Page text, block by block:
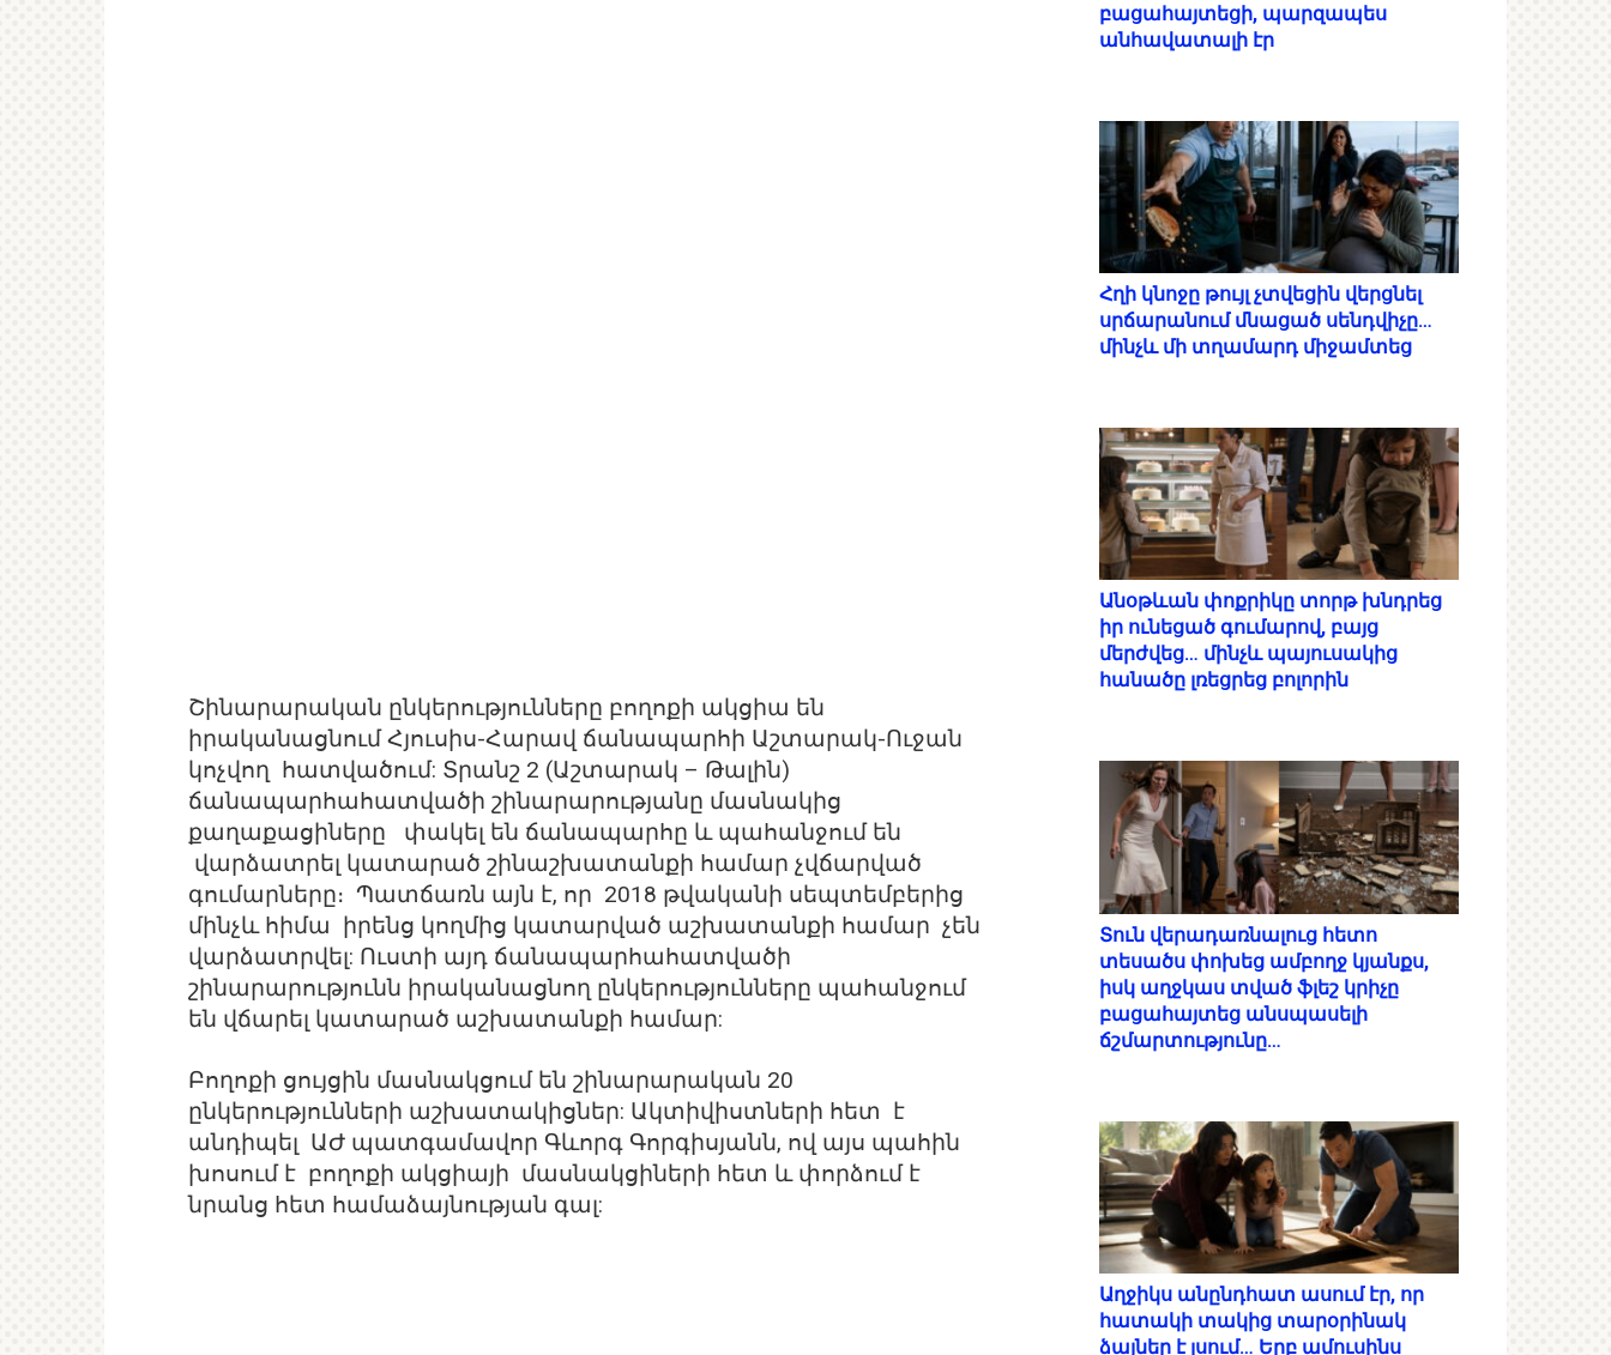
Շինարարական ընկերությունները բողոքի ակցիա են
իրականացնում Հյուսիս-Հարավ ճանապարհի Աշտարակ-Ուջան
կոչվող հատվածում: Տրանշ 2 (Աշտարակ – Թալին)
ճանապարհահատվածի շինարարությանը մասնակից
քաղաքացիները փակել են ճանապարհը և պահանջում են
վարձատրել կատարած շինաշխատանքի համար չվճարված
գումարները։ Պատճառն այն է, որ 2018 թվականի սեպտեմբերից
մինչև հիմա իրենց կողմից կատարված աշխատանքի համար չեն
վարձատրվել: Ուստի այդ ճանապարհահատվածի
շինարարությունն իրականացնող ընկերությունները պահանջում
են վճարել կատարած աշխատանքի համար:
Բողոքի ցույցին մասնակցում են շինարարական 20
ընկերությունների աշխատակիցներ: Ակտիվիստների հետ է
անդիպել ԱԺ պատգամավոր Գևորգ Գորգիսյանն, ով այս պահին
խոսում է բողոքի ակցիայի մասնակցիների հետ և փորձում է
նրանց հետ համաձայնության գալ:
բացահայտեցի, պարզապես
անհավատալի էր
Հղի կնոջը թույլ չտվեցին վերցնել
սրճարանում մնացած սենդվիչը…
մինչև մի տղամարդ միջամտեց
Անօթևան փոքրիկը տորթ խնդրեց
իր ունեցած գումարով, բայց
մերժվեց… մինչև պայուսակից
հանածը լռեցրեց բոլորին
Տուն վերադառնալուց հետո
տեսածս փոխեց ամբողջ կյանքս,
իսկ աղջկաս տված ֆլեշ կրիչը
բացահայտեց անսպասելի
ճշմարտությունը…
Աղջիկս անընդհատ ասում էր, որ
հատակի տակից տարօրինակ
ձայներ է լսում… Երբ ամուսինս